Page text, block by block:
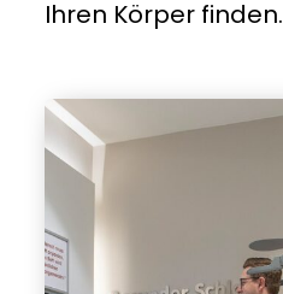
Ihren Körper finden.